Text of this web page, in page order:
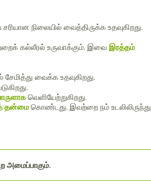
நிலையில் வைத்திருக்க உதவுகிறது.
கல்லீரல் உருவாக்கும். இவை இரத்தம்
வைக்க உதவுகிறது.
வெளியேற்றுகிறது.
தன்மைகொண்டது. இவற்றை நம் உடலிலிருந்து
அமைப்பாகும்.